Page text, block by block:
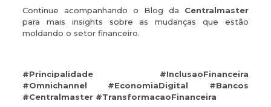
Continue acompanhando o Blog da Centralmaster
para mais insights sobre as mudanças que estão
moldando o setor financeiro.
#Principalidade #InclusaoFinanceira
#Omnichannel #EconomiaDigital #Bancos
#Centralmaster #TransformacaoFinanceira